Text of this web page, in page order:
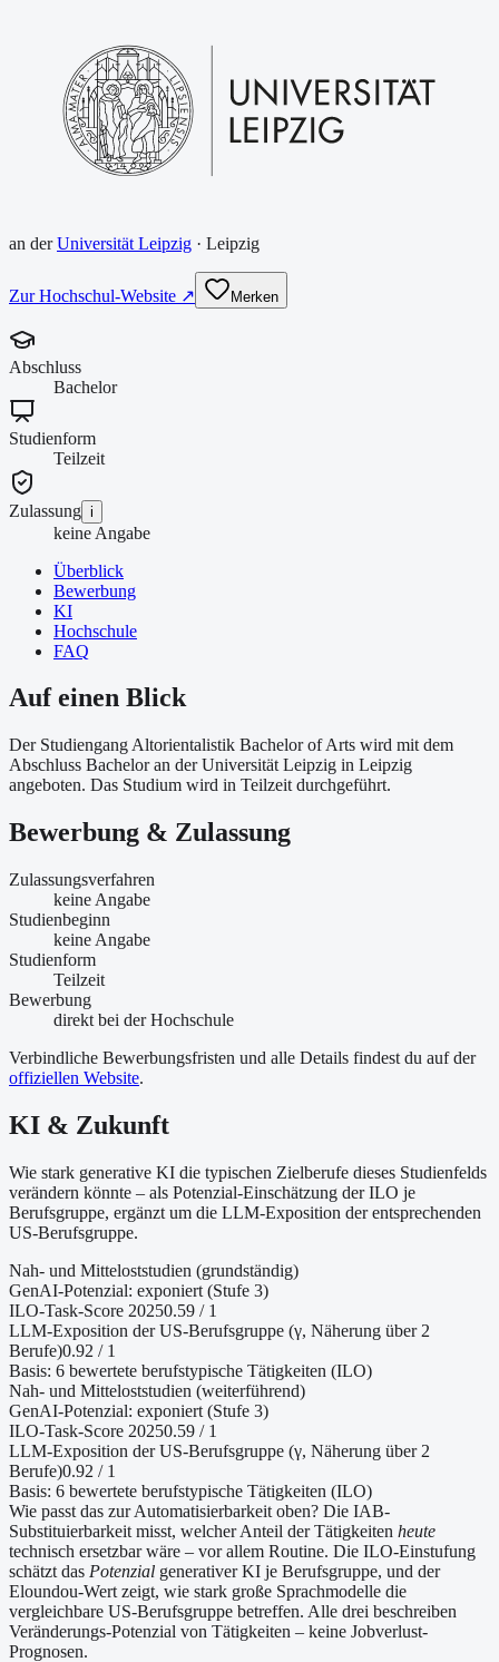
an derUniversität Leipzig · Leipzig
Zur Hochschul-Website ↗ Merken
Abschluss
Bachelor
Studienform
Teilzeit
Zulassung i
keine Angabe
Überblick
Bewerbung
KI
Hochschule
FAQ
Auf einen Blick
Der Studiengang Altorientalistik Bachelor of Arts wird mit dem
Abschluss Bachelor an der Universität Leipzig in Leipzig
angeboten. Das Studium wird in Teilzeit durchgeführt.
Bewerbung & Zulassung
Zulassungsverfahren
keine Angabe
Studienbeginn
keine Angabe
Studienform
Teilzeit
Bewerbung
direkt bei der Hochschule
Verbindliche Bewerbungsfristen und alle Details findest du auf der
offiziellen Website.
KI & Zukunft
Wie stark generative KI die typischen Zielberufe dieses Studienfelds
verändern könnte – als Potenzial-Einschätzung der ILO je
Berufsgruppe, ergänzt um die LLM-Exposition der entsprechenden
US-Berufsgruppe.
Nah- und Mitteloststudien (grundständig)
GenAI-Potenzial: exponiert (Stufe 3)
ILO-Task-Score 20250.59 / 1
LLM-Exposition der US-Berufsgruppe (γ, Näherung über 2
Berufe)0.92 / 1
Basis: 6 bewertete berufstypische Tätigkeiten (ILO)
Nah- und Mitteloststudien (weiterführend)
GenAI-Potenzial: exponiert (Stufe 3)
ILO-Task-Score 20250.59 / 1
LLM-Exposition der US-Berufsgruppe (γ, Näherung über 2
Berufe)0.92 / 1
Basis: 6 bewertete berufstypische Tätigkeiten (ILO)
Wie passt das zur Automatisierbarkeit oben? Die IAB-
Substituierbarkeit misst, welcher Anteil der Tätigkeiten heute
technisch ersetzbar wäre – vor allem Routine. Die ILO-Einstufung
schätzt das Potenzial generativer KI je Berufsgruppe, und der
Eloundou-Wert zeigt, wie stark große Sprachmodelle die
vergleichbare US-Berufsgruppe betreffen. Alle drei beschreiben
Veränderungs-Potenzial von Tätigkeiten – keine Jobverlust-
Prognosen.